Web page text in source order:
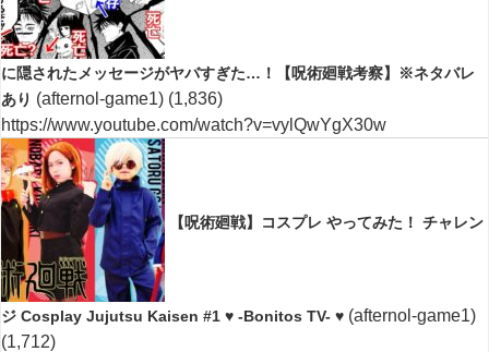
に隠されたメッセージがヤバすぎた…！【呪術廻戦考察】※ネタバレ
あり (afternol-game1) (1,836)
https://www.youtube.com/watch?v=vylQwYgX30w
【呪術廻戦】コスプレ やってみた！ チャレン
ジ Cosplay Jujutsu Kaisen #1 ♥ -Bonitos TV- ♥ (afternol-game1)
(1,712)